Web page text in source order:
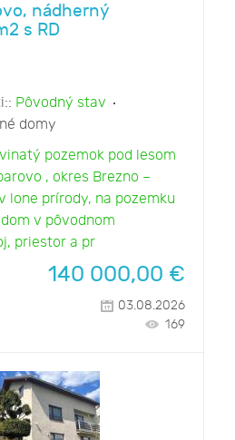
nádherný
s RD
Pôvodný stav
domy
pozemok pod lesom
, okres Brezno –
lone prírody, na pozemku
v pôvodnom
priestor a pr
140 000,00 €
03.08.2026
169